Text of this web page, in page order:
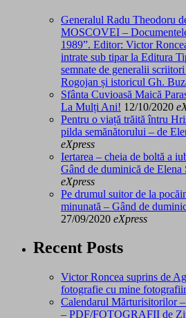
Generalul Radu Theodoru
MOSCOVEI –
1989”. Editor: Victor
intrate sub tipar la Editura
semnate de generalii
Rogojan și istoricul Gh.
Sfânta Cuvioasă Maică
La Mulți Ani! 12/10/2020
Pentru o viață trăită întru
pilda semănătorului – de
eXpress
Iertarea – cheia de boltă a
Gând de duminică de Elena
eXpress
Pe drumul suitor de la
minunată – Gând de
27/09/2020 eXpress
Recent Posts
Victor Roncea suprins de
fotografie cu mine
Calendarul Mărturisitorilor
– PDF/FOTOGRAFII de